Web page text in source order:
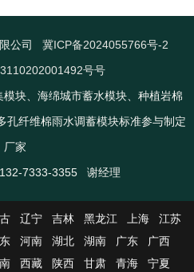
公司
冀ICP备2024055766号-2
号号
块、海绵城市蓄水模块、种植岩棉
孔纤维棉雨水调蓄模块标准参与制定
厂家
7333-3355 谢经理
辽宁 吉林 黑龙江 上海
江苏
河南 湖北 湖南 广东
广西
西藏 陕西 甘肃 青海 宁夏